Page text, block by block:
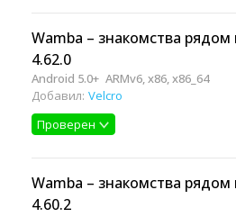
Wamba – знакомства рядом
4.62.0
Android 5.0+ ARMv6, x86, x86_64
Добавил: Velcro
Проверен
Wamba – знакомства рядом
4.60.2